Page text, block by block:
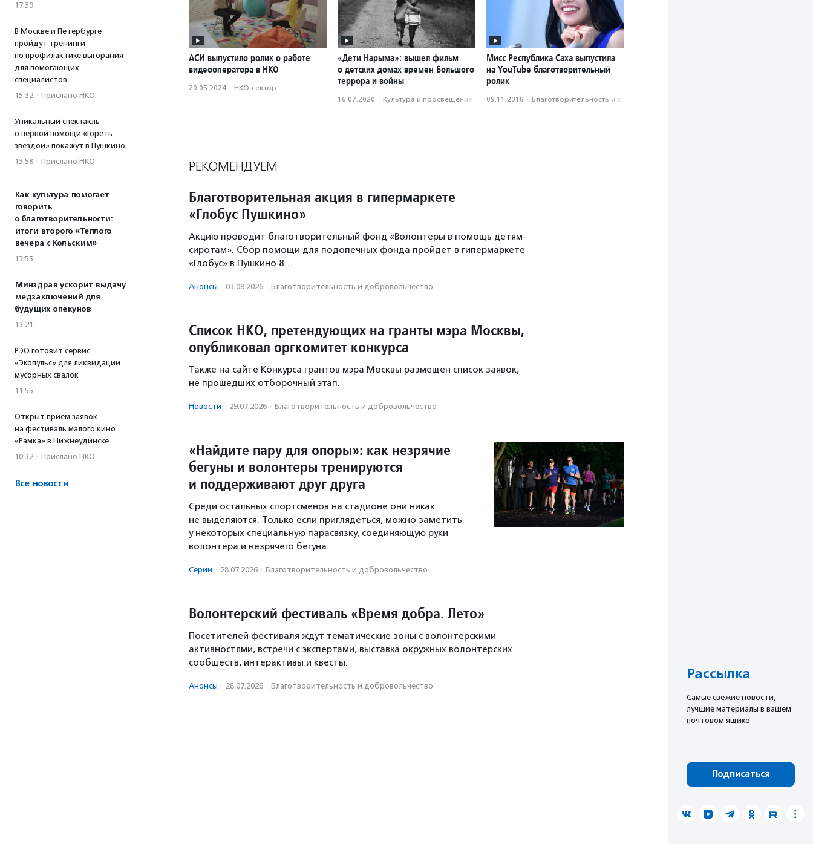
17:39
В Москве и Петербурге
пройдут тренинги
по профилактике выгорания
для помогающих
специалистов
15:32 · Прислано НКО
Уникальный спектакль
о первой помощи «Гореть
звездой» покажут в Пушкино
13:58 · Прислано НКО
Как культура помогает
говорить
о благотворительности:
итоги второго «Теплого
вечера с Кольским»
13:55
Минздрав ускорит выдачу
медзаключений для
будущих опекунов
13:21
РЭО готовит сервис
«Экопульс» для ликвидации
мусорных свалок
11:55
Открыт прием заявок
на фестиваль малого кино
«Рамка» в Нижнеудинске
10:32 · Прислано НКО
Все новости
АСИ выпустило ролик о работе
видеооператора в НКО
20.05.2024 · НКО-сектор
«Дети Нарыма»: вышел фильм
о детских домах времен Большого
террора и войны
16.07.2020 · Культура и просвещение
Мисс Республика Саха выпустила
на YouTube благотворительный
ролик
09.11.2018 · Благотвори­тель­ность и доброволь­чест­во
РЕКОМЕНДУЕМ
Благотворительная акция в гипермаркете
«Глобус Пушкино»
Акцию проводит благотворительный фонд «Волонтеры в помощь детям-
сиротам». Сбор помощи для подопечных фонда пройдет в гипермаркете
«Глобус» в Пушкино 8…
Анонсы · 03.08.2026 · Благотвори­тель­ность и доброволь­чест­во
Список НКО, претендующих на гранты мэра Москвы,
опубликовал оргкомитет конкурса
Также на сайте Конкурса грантов мэра Москвы размещен список заявок,
не прошедших отборочный этап.
Новости · 29.07.2026 · Благотвори­тель­ность и доброволь­чест­во
«Найдите пару для опоры»: как незрячие
бегуны и волонтеры тренируются
и поддерживают друг друга
Среди остальных спортсменов на стадионе они никак
не выделяются. Только если приглядеться, можно заметить
у некоторых специальную парасвязку, соединяющую руки
волонтера и незрячего бегуна.
Серии · 28.07.2026 · Благотвори­тель­ность и доброволь­чест­во
Волонтерский фестиваль «Время добра. Лето»
Посетителей фестиваля ждут тематические зоны с волонтерскими
активностями, встречи с экспертами, выставка окружных волонтерских
сообществ, интерактивы и квесты.
Анонсы · 28.07.2026 · Благотвори­тель­ность и доброволь­чест­во
Рассылка
Cамые свежие новости,
лучшие материалы в вашем
почтовом ящике
Подписаться